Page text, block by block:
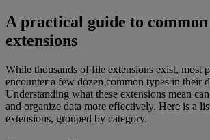
A practical guide to
extensions
While thousands of file extensions exist, most
encounter a few dozen common types in their
Understanding what these extensions mean
and organize data more effectively. Here is a
extensions, grouped by category.